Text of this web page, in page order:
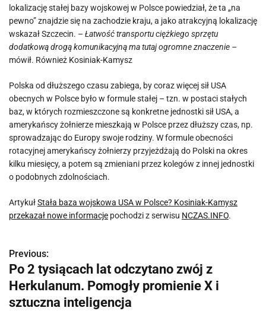
lokalizację stałej bazy wojskowej w Polsce powiedział, że ta „na
pewno” znajdzie się na zachodzie kraju, a jako atrakcyjną lokalizację
wskazał Szczecin. – Łatwość transportu ciężkiego sprzętu
dodatkową drogą komunikacyjną ma tutaj ogromne znaczenie –
mówił. Również Kosiniak-Kamysz
Polska od dłuższego czasu zabiega, by coraz więcej sił USA
obecnych w Polsce było w formule stałej – tzn. w postaci stałych
baz, w których rozmieszczone są konkretne jednostki sił USA, a
amerykańscy żołnierze mieszkają w Polsce przez dłuższy czas, np.
sprowadzając do Europy swoje rodziny. W formule obecności
rotacyjnej amerykańscy żołnierzy przyjeżdżają do Polski na okres
kilku miesięcy, a potem są zmieniani przez kolegów z innej jednostki
o podobnych zdolnościach.
ArtykułStała baza wojskowa USA w Polsce? Kosiniak-Kamysz
przekazał nowe informacje pochodzi z serwisu NCZAS.INFO.
N
a
w
Previous:
Po 2 tysiącach lat odczytano zwój z
Herkulanum. Pomogły promienie X i
sztuczna inteligencja